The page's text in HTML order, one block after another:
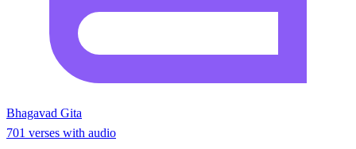
Bhagavad Gita
701 verses with audio